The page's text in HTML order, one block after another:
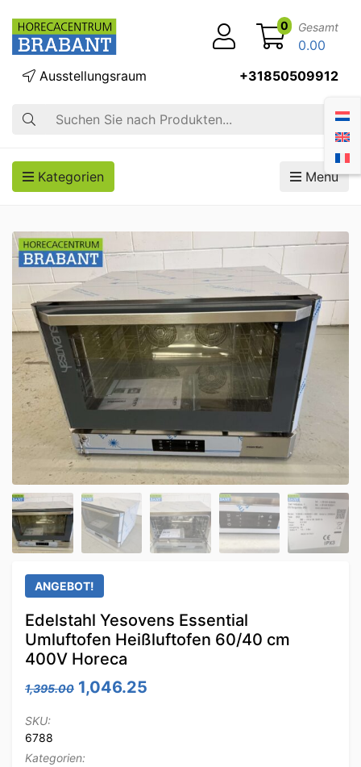
Suche
Ausstellungsraum +31850509912
0 Gesamt
0.00
Kategorien Menü
ANGEBOT!
Edelstahl Yesovens Essential
Umluftofen Heißluftofen 60/40 cm
400V Horeca
1,395.00 Ursprünglicher Preis war: 1,395.00
1,046.25
SKU:
6788
Kategorien: